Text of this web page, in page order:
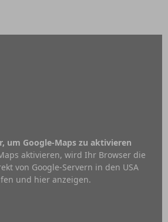
um Google-Maps zu aktivieren
aktivieren, wird Ihr Browser die
von Google-Servern in den USA
und hier anzeigen.